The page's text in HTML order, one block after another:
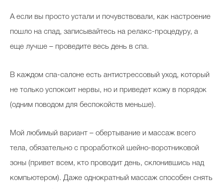
А если вы просто устали и почувствовали, как настроение
пошло на спад, записывайтесь на релакс-процедуру, а
еще лучше – проведите весь день в спа.
В каждом спа-салоне есть антистрессовый уход, который
не только успокоит нервы, но и приведет кожу в порядок
(одним поводом для беспокойств меньше).
Мой любимый вариант – обертывание и массаж всего
тела, обязательно с проработкой шейно-воротниковой
зоны (привет всем, кто проводит день, склонившись над
компьютером). Даже однократный массаж способен снять